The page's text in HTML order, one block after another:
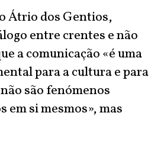
Átrio dos Gentios,
entre crentes e não
a comunicação «é uma
para a cultura e para
são fenómenos
em si mesmos», mas